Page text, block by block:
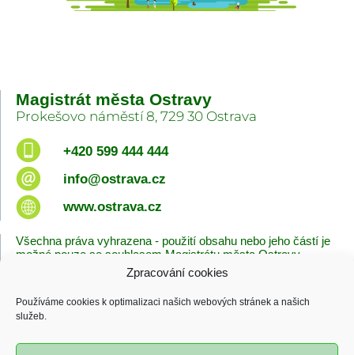
Zpracování cookies
Používáme cookies k optimalizaci našich webových stránek a našich
služeb.
Magistrát města Ostravy
Prokešovo náměstí 8, 729 30 Ostrava
+420 599 444 444
info@ostrava.cz
www.ostrava.cz
Všechna práva vyhrazena - použití obsahu nebo jeho částí je
možné pouze se souhlasem Magistrátu města Ostravy.
Poslední změna